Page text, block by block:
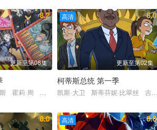
8.2
更新至第08集
霍莉·周 卡尔·J·杜德 詹妮弗·黑尔 JP·卡利亚赫
高清 8.0
更新至第02集
柯蒂斯总统 第一季
凯斯·大卫 斯蒂芬妮·比翠丝 吉
8.0 高清 8.0